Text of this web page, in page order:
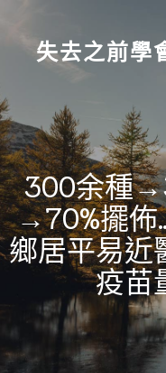
content
失去之前學
300余種
→70%擺佈
鄉居平易近
疫苗